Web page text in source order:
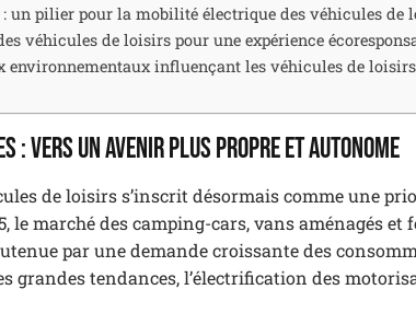
un pilier pour la mobilité électrique des véhicules de
véhicules de loisirs pour une expérience
environnementaux influençant les véhicules de loisirs
: vers un avenir plus propre et autonome
de loisirs s’inscrit désormais comme une
le marché des camping-cars, vans aménagés
par une demande croissante des
grandes tendances, l’électrification des